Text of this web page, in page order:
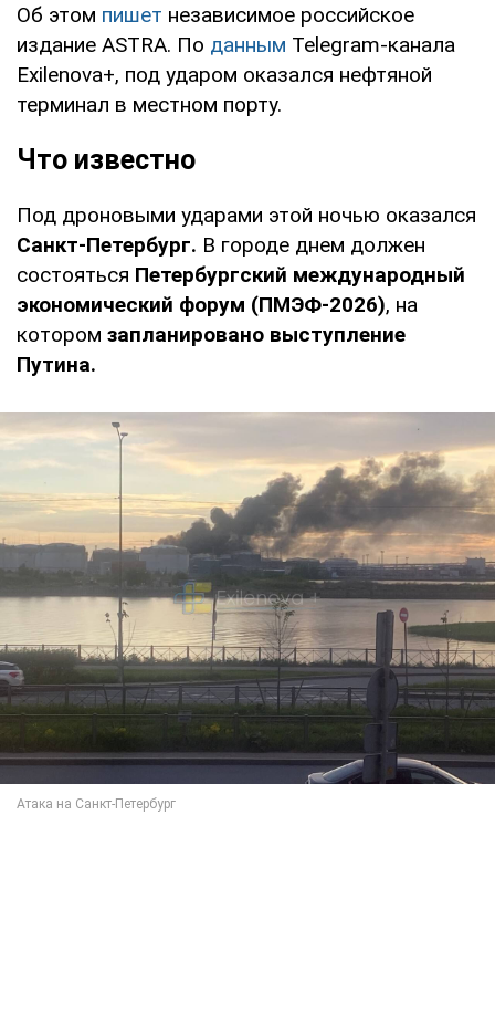
Об этом пишет независимое российское
издание ASTRA. По данным Telegram-канала
Exilenova+, под ударом оказался нефтяной
терминал в местном порту.
Что известно
Под дроновыми ударами этой ночью оказался
Санкт-Петербург. В городе днем должен
состояться Петербургский международный
экономический форум (ПМЭФ-2026), на
котором запланировано выступление
Путина.